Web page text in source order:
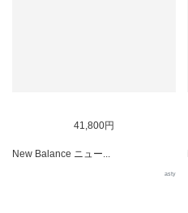
41,800円
New Balance ニュー...
asty